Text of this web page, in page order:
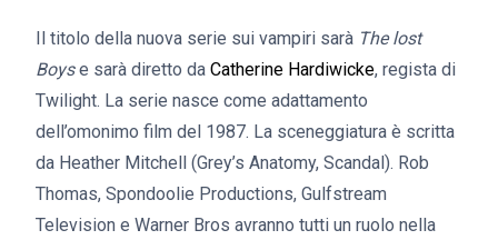
Il titolo della nuova serie sui vampiri sarà The lost
Boyse sarà diretto da Catherine Hardiwicke, regista di
Twilight. La serie nasce come adattamento
dell’omonimo film del 1987. La sceneggiatura è scritta
da Heather Mitchell (Grey’s Anatomy, Scandal). Rob
Thomas, Spondoolie Productions, Gulfstream
Television e Warner Bros avranno tutti un ruolo nella